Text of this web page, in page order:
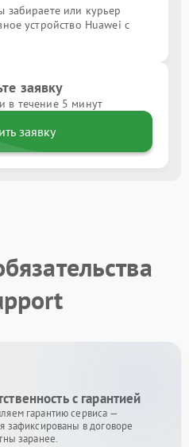
или курьер
устройство Huawei с
заявку
в течение 5 минут
заявку
с гарантией
гарантию сервиса —
зафиксированы в договоре
заранее.